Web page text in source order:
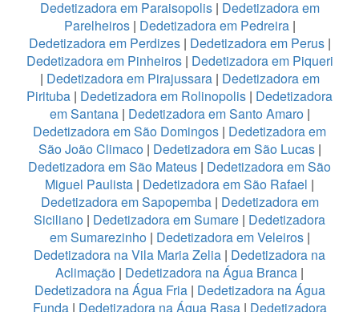
Dedetizadora em Paraisopolis| Dedetizadora em
Parelheiros| Dedetizadora em Pedreira|
Dedetizadora em Perdizes| Dedetizadora em Perus|
Dedetizadora em Pinheiros| Dedetizadora em Piqueri
| Dedetizadora em Pirajussara| Dedetizadora em
Pirituba | Dedetizadora em Rolinopolis | Dedetizadora
em Santana| Dedetizadora em Santo Amaro|
Dedetizadora em São Domingos | Dedetizadora em
São João Climaco| Dedetizadora em São Lucas|
Dedetizadora em São Mateus | Dedetizadora em São
Miguel Paulista | Dedetizadora em São Rafael |
Dedetizadora em Sapopemba | Dedetizadora em
Siciliano | Dedetizadora em Sumare | Dedetizadora
em Sumarezinho| Dedetizadora em Veleiros|
Dedetizadora na Vila Maria Zelia | Dedetizadora na
Aclimação | Dedetizadora na Água Branca |
Dedetizadora na Água Fria| Dedetizadora na Água
Funda| Dedetizadora na Água Rasa | Dedetizadora